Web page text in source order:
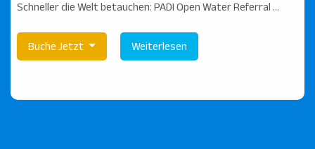
Schneller die Welt betauchen: PADI Open Water Referral ...
Buche Jetzt Weiterlesen